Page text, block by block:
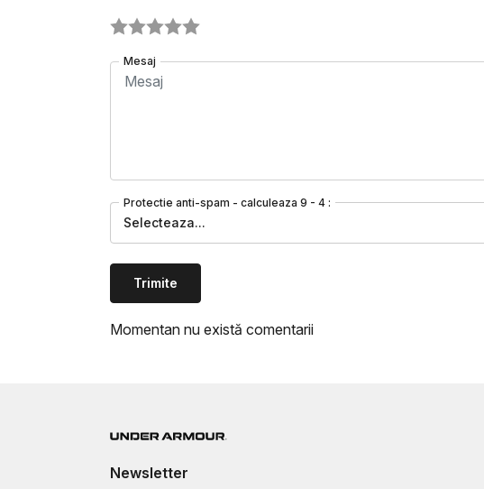
Mesaj
Protectie anti-spam - calculeaza 9 - 4 :
Selecteaza...
Trimite
Momentan nu există comentarii
Newsletter